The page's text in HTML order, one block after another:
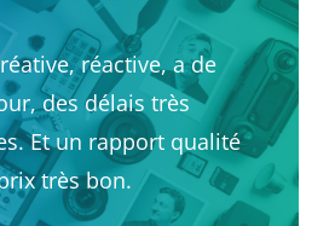
réactive, a de
des délais très
Et un rapport qualité
très bon.